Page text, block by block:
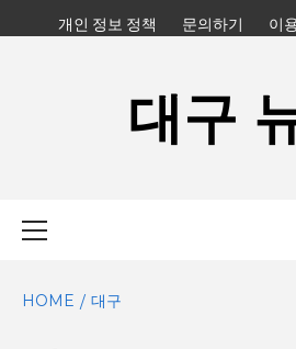
to
개인 정보 정책 문의하기 이
대구
HOME 대구